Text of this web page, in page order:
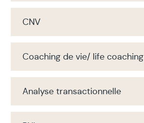
CNV
Coaching de vie/ life coaching
Analyse transactionnelle